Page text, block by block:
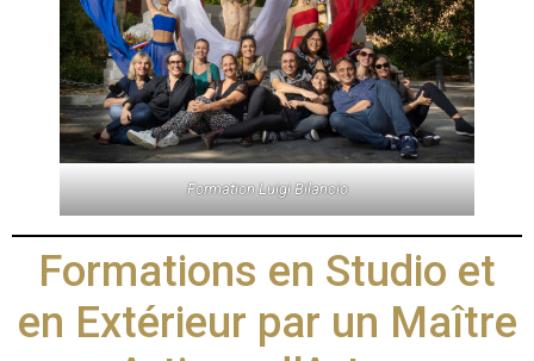
Formation Luigi Bilancio
Formations en Studio et
en Extérieur par un Maître